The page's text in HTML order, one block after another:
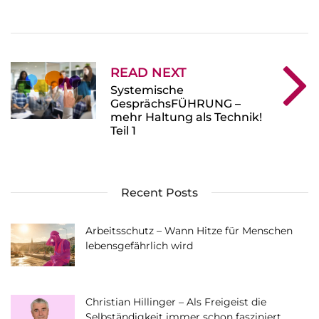
READ NEXT
Systemische
GesprächsFÜHRUNG –
mehr Haltung als Technik!
Teil 1
Recent Posts
Arbeitsschutz – Wann Hitze für Menschen
lebensgefährlich wird
Christian Hillinger – Als Freigeist die